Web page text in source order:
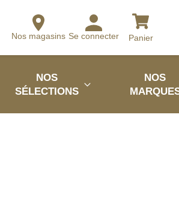
Nos magasins Se connecter Panier
NOS
SÉLECTIONS
NOS